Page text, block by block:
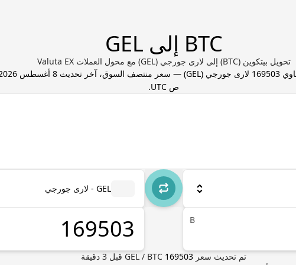
BTC إلى GEL
تحويل بيتكوين (BTC) إلى لارى جورجي (GEL) مع محول العملات Valuta EX
169503 لارى جورجي (
GEL) — سعر منتصف السوق، آخر تحديث
ص UTC
.
Ƀ
GEL - لارى جورجي
تم تحديث سعر GEL / BTC 169503 قبل 3 دقيقة